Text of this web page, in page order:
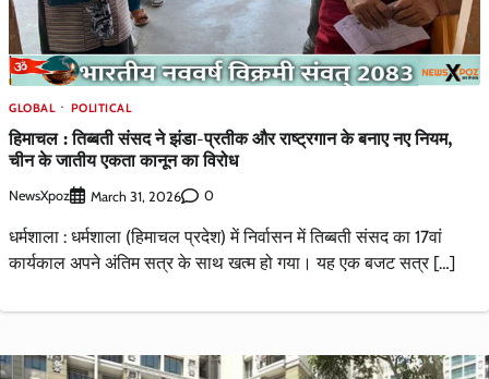
GLOBAL POLITICAL
हिमाचल : तिब्बती संसद ने झंडा-प्रतीक और राष्ट्रगान के बनाए नए नियम,
चीन के जातीय एकता कानून का विरोध
NewsXpoz March 31, 2026 0
धर्मशाला : धर्मशाला (हिमाचल प्रदेश) में निर्वासन में तिब्बती संसद का 17वां
कार्यकाल अपने अंतिम सत्र के साथ खत्म हो गया। यह एक बजट सत्र […]